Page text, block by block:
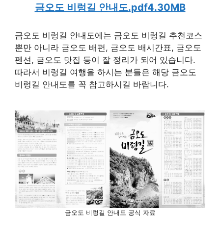
금오도 비렁길 안내도.pdf4.30MB
금오도 비렁길 안내도에는 금오도 비렁길 추천코스
뿐만 아니라 금오도 배편, 금오도 배시간표, 금오도
펜션, 금오도 맛집 등이 잘 정리가 되어 있습니다.
따라서 비렁길 여행을 하시는 분들은 해당 금오도
비렁길 안내도를 꼭 참고하시길 바랍니다.
금오도 비렁길 안내도 공식 자료